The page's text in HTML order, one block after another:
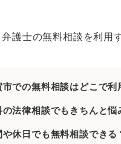
加賀市の弁護士に離
加賀市の弁護士に労
加賀市の弁護士に債
加賀市の弁護士に交
弁護士の無料相談を利用
市での無料相談はどこで利
の法律相談でもきちんと悩
や休日でも無料相談できる